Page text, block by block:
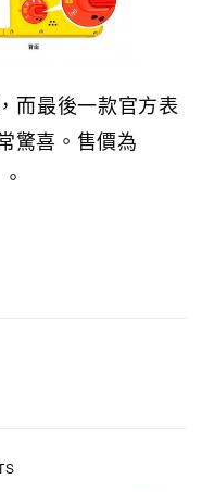
而最後一款官方表
驚喜。售價為